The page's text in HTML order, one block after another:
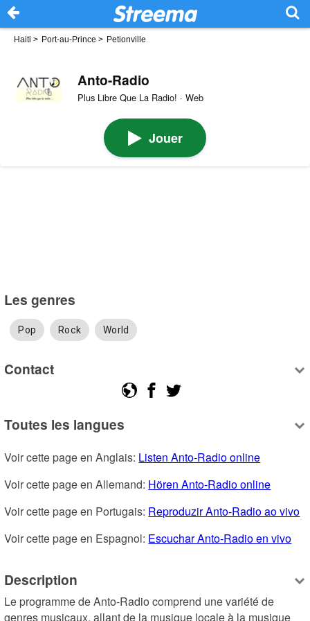
Haiti > Port-au-Prince > Petionville
Anto-Radio
Plus Libre Que La Radio! · Web
Jouer
Les genres
Pop Rock World
Contact
Toutes les langues
Voir cette page en Anglais: Listen Anto-Radio online
Voir cette page en Allemand: Hören Anto-Radio online
Voir cette page en Portugais: Reproduzir Anto-Radio ao vivo
Voir cette page en Espagnol: Escuchar Anto-Radio en vivo
Description
Le programme de Anto-Radio comprend une variété de
genres musicaux, allant de la musique locale à la musique